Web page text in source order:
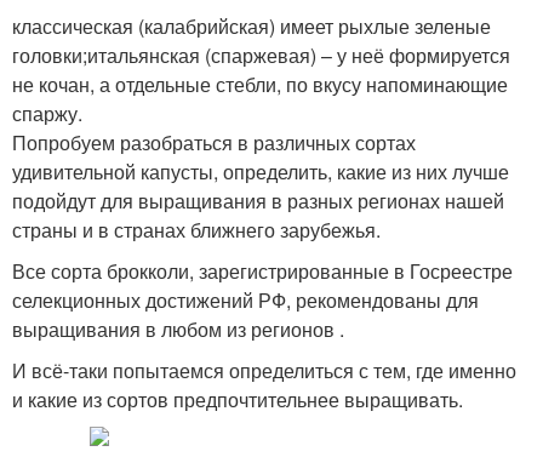
классическая (калабрийская) имеет рыхлые зеленые
головки;итальянская (спаржевая) – у неё формируется
не кочан, а отдельные стебли, по вкусу напоминающие
спаржу.
Попробуем разобраться в различных сортах
удивительной капусты, определить, какие из них лучше
подойдут для выращивания в разных регионах нашей
страны и в странах ближнего зарубежья.
Все сорта брокколи, зарегистрированные в Госреестре
селекционных достижений РФ, рекомендованы для
выращивания в любом из регионов .
И всё-таки попытаемся определиться с тем, где именно
и какие из сортов предпочтительнее выращивать.